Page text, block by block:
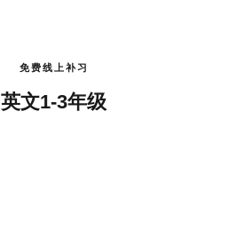
免费线上补习
英文1-3年级